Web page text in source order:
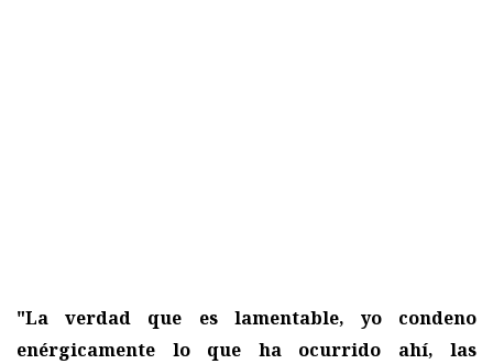
"La verdad que es lamentable, yo condeno
enérgicamente lo que ha ocurrido ahí, las